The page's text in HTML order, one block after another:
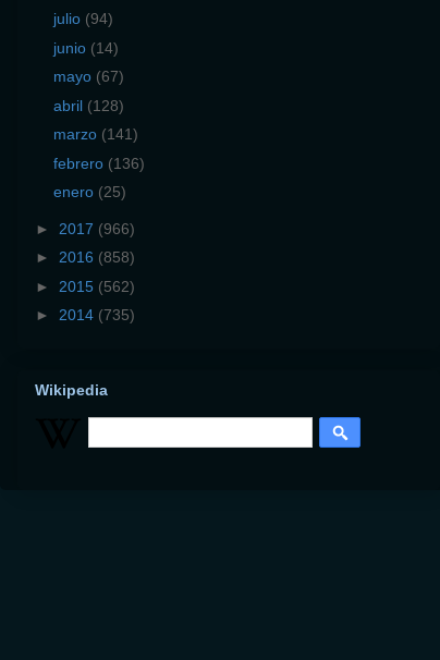
julio (94)
junio (14)
mayo (67)
abril (128)
marzo (141)
febrero (136)
enero (25)
► 2017 (966)
► 2016 (858)
► 2015 (562)
► 2014 (735)
Wikipedia